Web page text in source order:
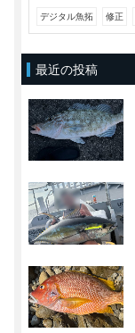
デジタル魚拓 修正
最近の投稿